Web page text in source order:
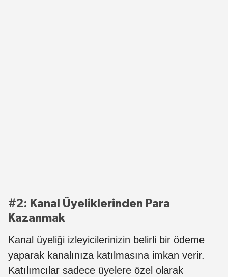
#2: Kanal Üyeliklerinden Para
Kazanmak
Kanal üyeliği izleyicilerinizin belirli bir ödeme
yaparak kanalınıza katılmasına imkan verir.
Katılımcılar sadece üyelere özel olarak